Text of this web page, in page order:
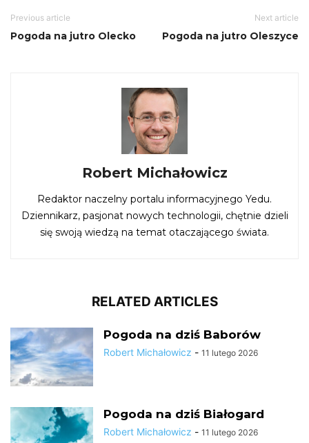
Previous article
Pogoda na jutro Olecko
Next article
Pogoda na jutro Oleszyce
Robert Michałowicz
Redaktor naczelny portalu informacyjnego Yedu.
Dziennikarz, pasjonat nowych technologii, chętnie dzieli
się swoją wiedzą na temat otaczającego świata.
RELATED ARTICLES
Pogoda na dziś Baborów
Robert Michałowicz - 11 lutego 2026
Pogoda na dziś Białogard
Robert Michałowicz - 11 lutego 2026